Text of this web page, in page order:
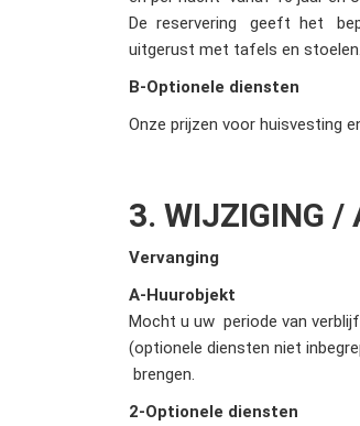
De reservering geeft het
uitgerust met tafels en stoelen.
B-Optionele diensten
Onze prijzen voor huisvesting
3. WIJZIGING /
Vervanging
A-Huurobjekt
Mocht u uw periode van
(optionele diensten niet
brengen.
2-Optionele diensten